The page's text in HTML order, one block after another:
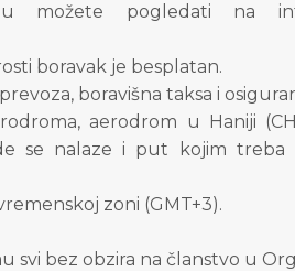
možete pogledati na
boravak je besplatan.
boravišna taksa i
aerodrom u Haniji
se nalaze i put kojim
zoni (GMT+3).
svi bez obzira na članstvo u